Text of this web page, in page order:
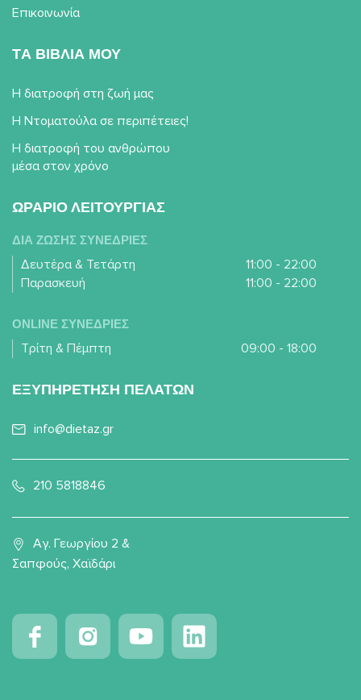
Επικοινωνία
TΑ ΒΙΒΛΙΑ ΜΟΥ
Η διατροφή στη ζωή μας
Η Ντοματούλα σε περιπέτειες!
Η διατροφή του ανθρώπου
μέσα στον χρόνο
ΩΡΑΡΙΟ ΛΕΙΤΟΥΡΓΙΑΣ
ΔΙΑ ΖΩΣΗΣ ΣΥΝΕΔΡΙΕΣ
Δευτέρα & Τετάρτη
11:00 - 22:00
Παρασκευή
11:00 - 22:00
ONLINE ΣΥΝΕΔΡΙΕΣ
Τρίτη & Πέμπτη 09:00 - 18:00
ΕΞΥΠΗΡΕΤΗΣΗ ΠΕΛΑΤΩΝ
info@dietaz.gr
210 5818846
Αγ. Γεωργίου 2 &
Σαπφούς, Χαϊδάρι